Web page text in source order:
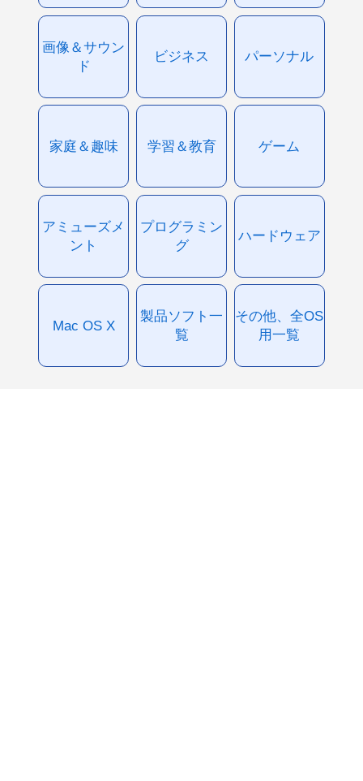
画像＆サウン
ド
ビジネス パーソナル
家庭＆趣味 学習＆教育 ゲーム
アミューズメ
ント
プログラミン
グ
ハードウェア
Mac OS X
製品ソフト一
覧
その他、全OS
用一覧